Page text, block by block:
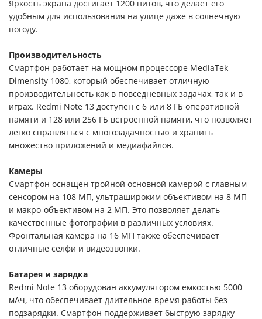
Яркость экрана достигает 1200 нитов, что делает его
удобным для использования на улице даже в солнечную
погоду.
Производительность
Смартфон работает на мощном процессоре MediaTek
Dimensity 1080, который обеспечивает отличную
производительность как в повседневных задачах, так и в
играх. Redmi Note 13 доступен с 6 или 8 ГБ оперативной
памяти и 128 или 256 ГБ встроенной памяти, что позволяет
легко справляться с многозадачностью и хранить
множество приложений и медиафайлов.
Камеры
Смартфон оснащен тройной основной камерой с главным
сенсором на 108 МП, ультрашироким объективом на 8 МП
и макро-объективом на 2 МП. Это позволяет делать
качественные фотографии в различных условиях.
Фронтальная камера на 16 МП также обеспечивает
отличные селфи и видеозвонки.
Батарея и зарядка
Redmi Note 13 оборудован аккумулятором емкостью 5000
мАч, что обеспечивает длительное время работы без
подзарядки. Смартфон поддерживает быструю зарядку